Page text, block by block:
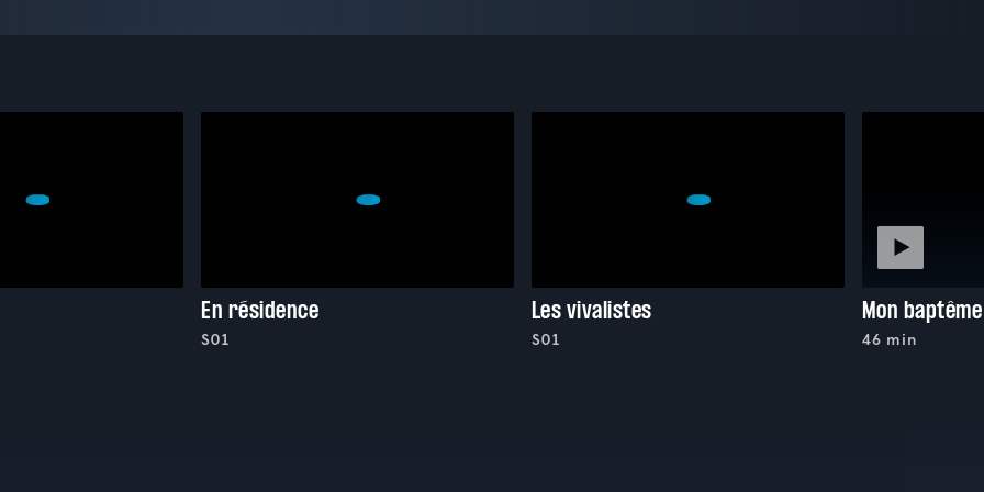
En résidence
S01
Les vivalistes
S01
Mon
46 min